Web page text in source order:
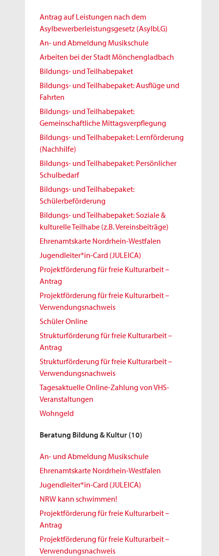
Antrag auf Leistungen nach dem
Asylbewerberleistungsgesetz (AsylbLG)
An- und Abmeldung Musikschule
Arbeiten bei der Stadt Mönchengladbach
Bildungs- und Teilhabepaket
Bildungs- und Teilhabepaket: Ausflüge und
Fahrten
Bildungs- und Teilhabepaket:
Gemeinschaftliche Mittagsverpflegung
Bildungs- und Teilhabepaket: Lernförderung
(Nachhilfe)
Bildungs- und Teilhabepaket: Persönlicher
Schulbedarf
Bildungs- und Teilhabepaket:
Schülerbeförderung
Bildungs- und Teilhabepaket: Soziale &
kulturelle Teilhabe (z.B. Vereinsbeiträge)
Ehrenamtskarte Nordrhein-Westfalen
Jugendleiter*in-Card (JULEICA)
Projektförderung für freie Kulturarbeit –
Antrag
Projektförderung für freie Kulturarbeit –
Verwendungsnachweis
Schüler Online
Strukturförderung für freie Kulturarbeit –
Antrag
Strukturförderung für freie Kulturarbeit –
Verwendungsnachweis
Tagesaktuelle Online-Zahlung von VHS-
Veranstaltungen
Wohngeld
Beratung Bildung & Kultur (10)
An- und Abmeldung Musikschule
Ehrenamtskarte Nordrhein-Westfalen
Jugendleiter*in-Card (JULEICA)
NRW kann schwimmen!
Projektförderung für freie Kulturarbeit –
Antrag
Projektförderung für freie Kulturarbeit –
Verwendungsnachweis